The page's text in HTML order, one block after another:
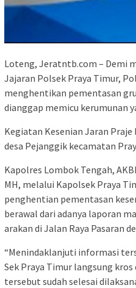
Loteng, Jeratntb.com – Demi
Jajaran Polsek Praya Timur,
menghentikan pementasan
dianggap memicu kerumunan
Kegiatan Kesenian Jaran
desa Pejanggik kecamatan
Kapolres Lombok Tengah,
MH, melalui Kapolsek Praya
penghentian pementasan
berawal dari adanya laporan
arakan di Jalan Raya Pasaran
“Menindaklanjuti informasi
Sek Praya Timur langsung kros
tersebut sudah selesai